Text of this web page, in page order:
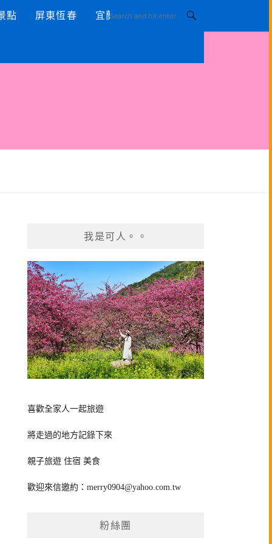
點 屏東恆春 宜蘭景點
我是可人。。
喜歡全家人一起旅遊
將走過的地方記錄下來
親子旅遊 住宿 美食
歡迎來信邀約：merry0904@yahoo.com.tw
粉絲團